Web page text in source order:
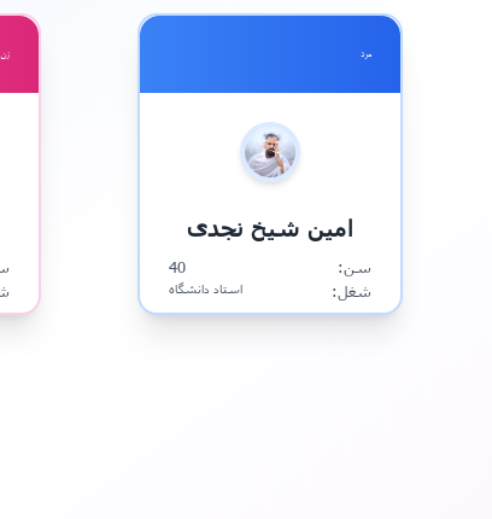
مرد
امین شیخ نجدی
سن:
40
شغل:
استاد دانشگاه
زن